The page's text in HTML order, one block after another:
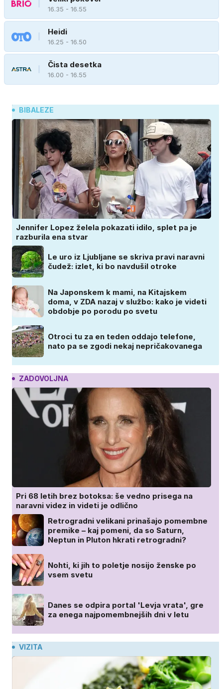
16.35 - 16.55
Heidi
16.25 - 16.50
Čista desetka
16.00 - 16.55
BIBALEZE
Jennifer Lopez želela pokazati idilo, splet pa je
razburila ena stvar
Le uro iz Ljubljane se skriva pravi naravni
čudež: izlet, ki bo navdušil otroke
Na Japonskem k mami, na Kitajskem
doma, v ZDA nazaj v službo: kako je videti
obdobje po porodu po svetu
Otroci tu za en teden oddajo telefone,
nato pa se zgodi nekaj nepričakovanega
ZADOVOLJNA
Pri 68 letih brez botoksa: še vedno prisega na
naravni videz in videti je odlično
Retrogradni velikani prinašajo pomembne
premike – kaj pomeni, da so Saturn,
Neptun in Pluton hkrati retrogradni?
Nohti, ki jih to poletje nosijo ženske po
vsem svetu
Danes se odpira portal 'Levja vrata', gre
za enega najpomembnejših dni v letu
VIZITA